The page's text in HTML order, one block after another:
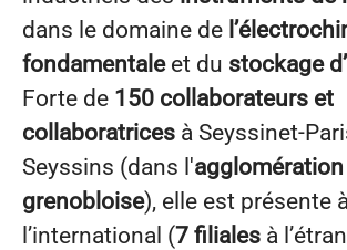
dans le domaine de
fondamentale et du stockage
Forte de 150 collaborateurs et
collaboratrices à Seyssinet-
Seyssins (dans l'agglomération
grenobloise), elle est présente
l’international (7 filiales à